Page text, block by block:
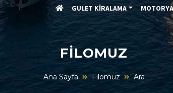
GULET KİRALAMA
FILOMUZ
Ana Sayfa Filomuz Ara